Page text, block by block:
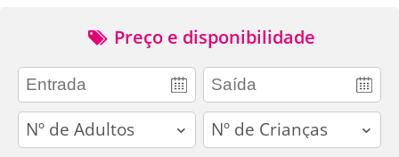
Preço e disponibilidade
adults children